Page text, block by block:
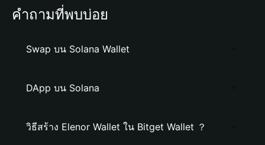
คำถามที่พบบ่อย
Swap บน Solana Wallet
DApp บน Solana
วิธีสร้าง Elenor Wallet ใน Bitget Wallet ？